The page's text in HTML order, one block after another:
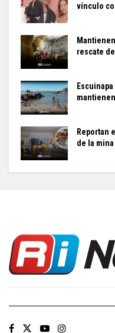
vínculo
rescate
Reportan
de la mina